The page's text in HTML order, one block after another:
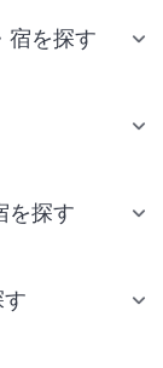
宿を探す
を探す